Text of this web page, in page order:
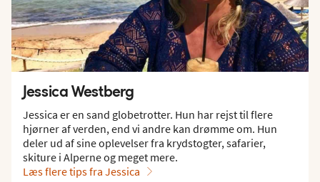
Jessica Westberg
Jessica er en sand globetrotter. Hun har rejst til flere
hjørner af verden, end vi andre kan drømme om. Hun
deler ud af sine oplevelser fra krydstogter, safarier,
skiture i Alperne og meget mere.
Læs flere tips fra Jessica